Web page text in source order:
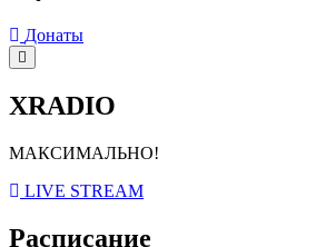
Донаты
XRADIO
МАКСИМАЛЬНО!
LIVE STREAM
Расписание